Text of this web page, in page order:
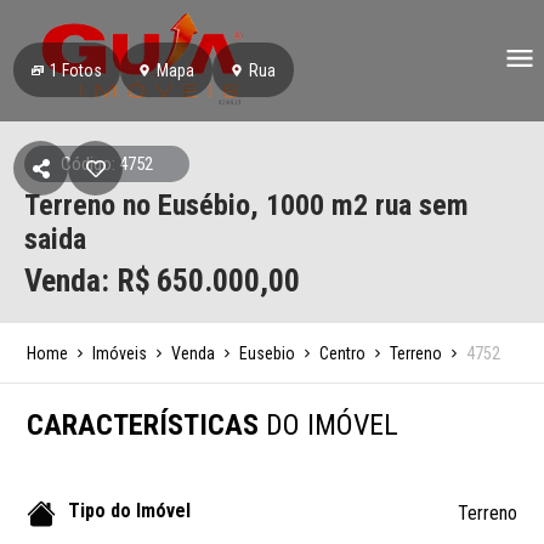
1Fotos Mapa Rua
Código: 4752
Terreno no Eusébio, 1000 m2 rua sem
saida
Venda: R$ 650.000,00
Home Imóveis Venda Eusebio Centro Terreno 4752
CARACTERÍSTICAS DO IMÓVEL
Tipo do Imóvel Terreno